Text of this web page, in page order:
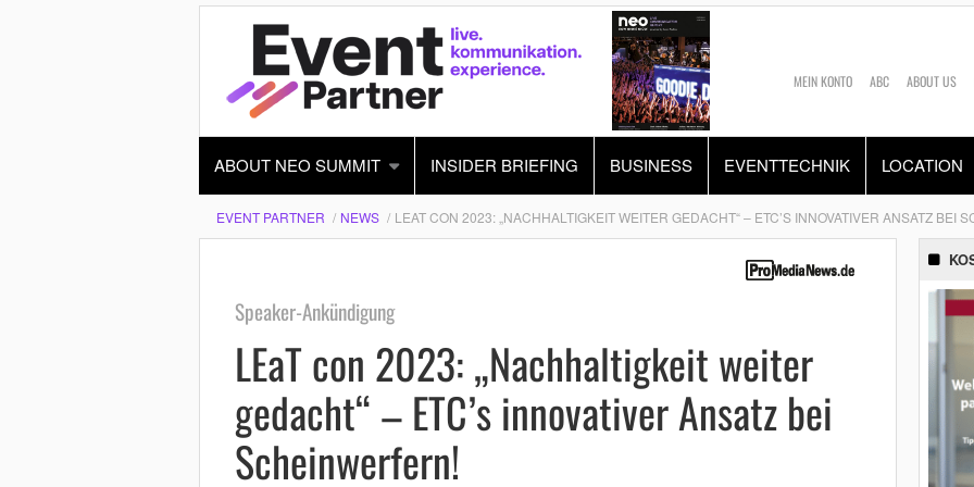
MEIN KONTO ABC ABOUT US
ABOUT NEO SUMMIT INSIDER BRIEFING BUSINESS EVENTTECHNIK LOCATION
EVENT PARTNER NEWS LEAT CON 2023: „NACHHALTIGKEIT WEITER GEDACHT“ – ETC’S INNOVATIVER ANSATZ BEI
Speaker-Ankündigung
LEaT con 2023: „Nachhaltigkeit weiter
gedacht“ – ETC’s innovativer Ansatz bei
Scheinwerfern!